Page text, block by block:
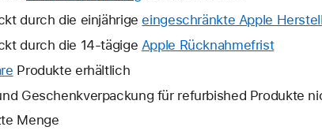
durch die einjährige eingeschränkte Apple
durch die 14-tägige Apple RücknahmefristEin
wird
Ein
neues
wird
Produkte erhältlich
Geschenkverpackung für refurbished Produkte
Menge